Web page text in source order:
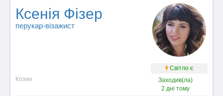
Ксенія Фізер
перукар-візажист
Світло є
Козин
Заходив(ла)
2 дні тому